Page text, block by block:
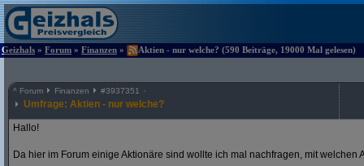
Geizhals » Forum » Finanzen » Aktien - nur welche? (590 Beiträge, 19000 Mal gelesen)
^ Forum Finanzen #3937351
Umfrage: Aktien - nur welche?
Hallo!
Da hier im Forum einige Aktionäre sind wollte ich mal nachfragen, mit welchen